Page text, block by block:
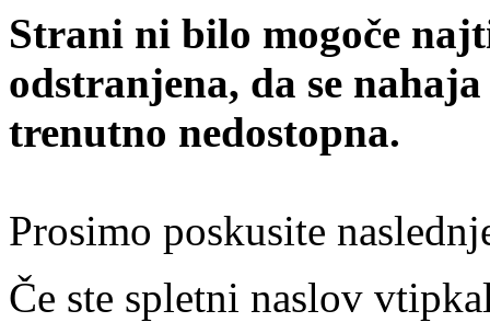
Strani ni bilo mogoče
odstranjena, da se
trenutno nedostopna.
Prosimo poskusite
Če ste spletni naslov